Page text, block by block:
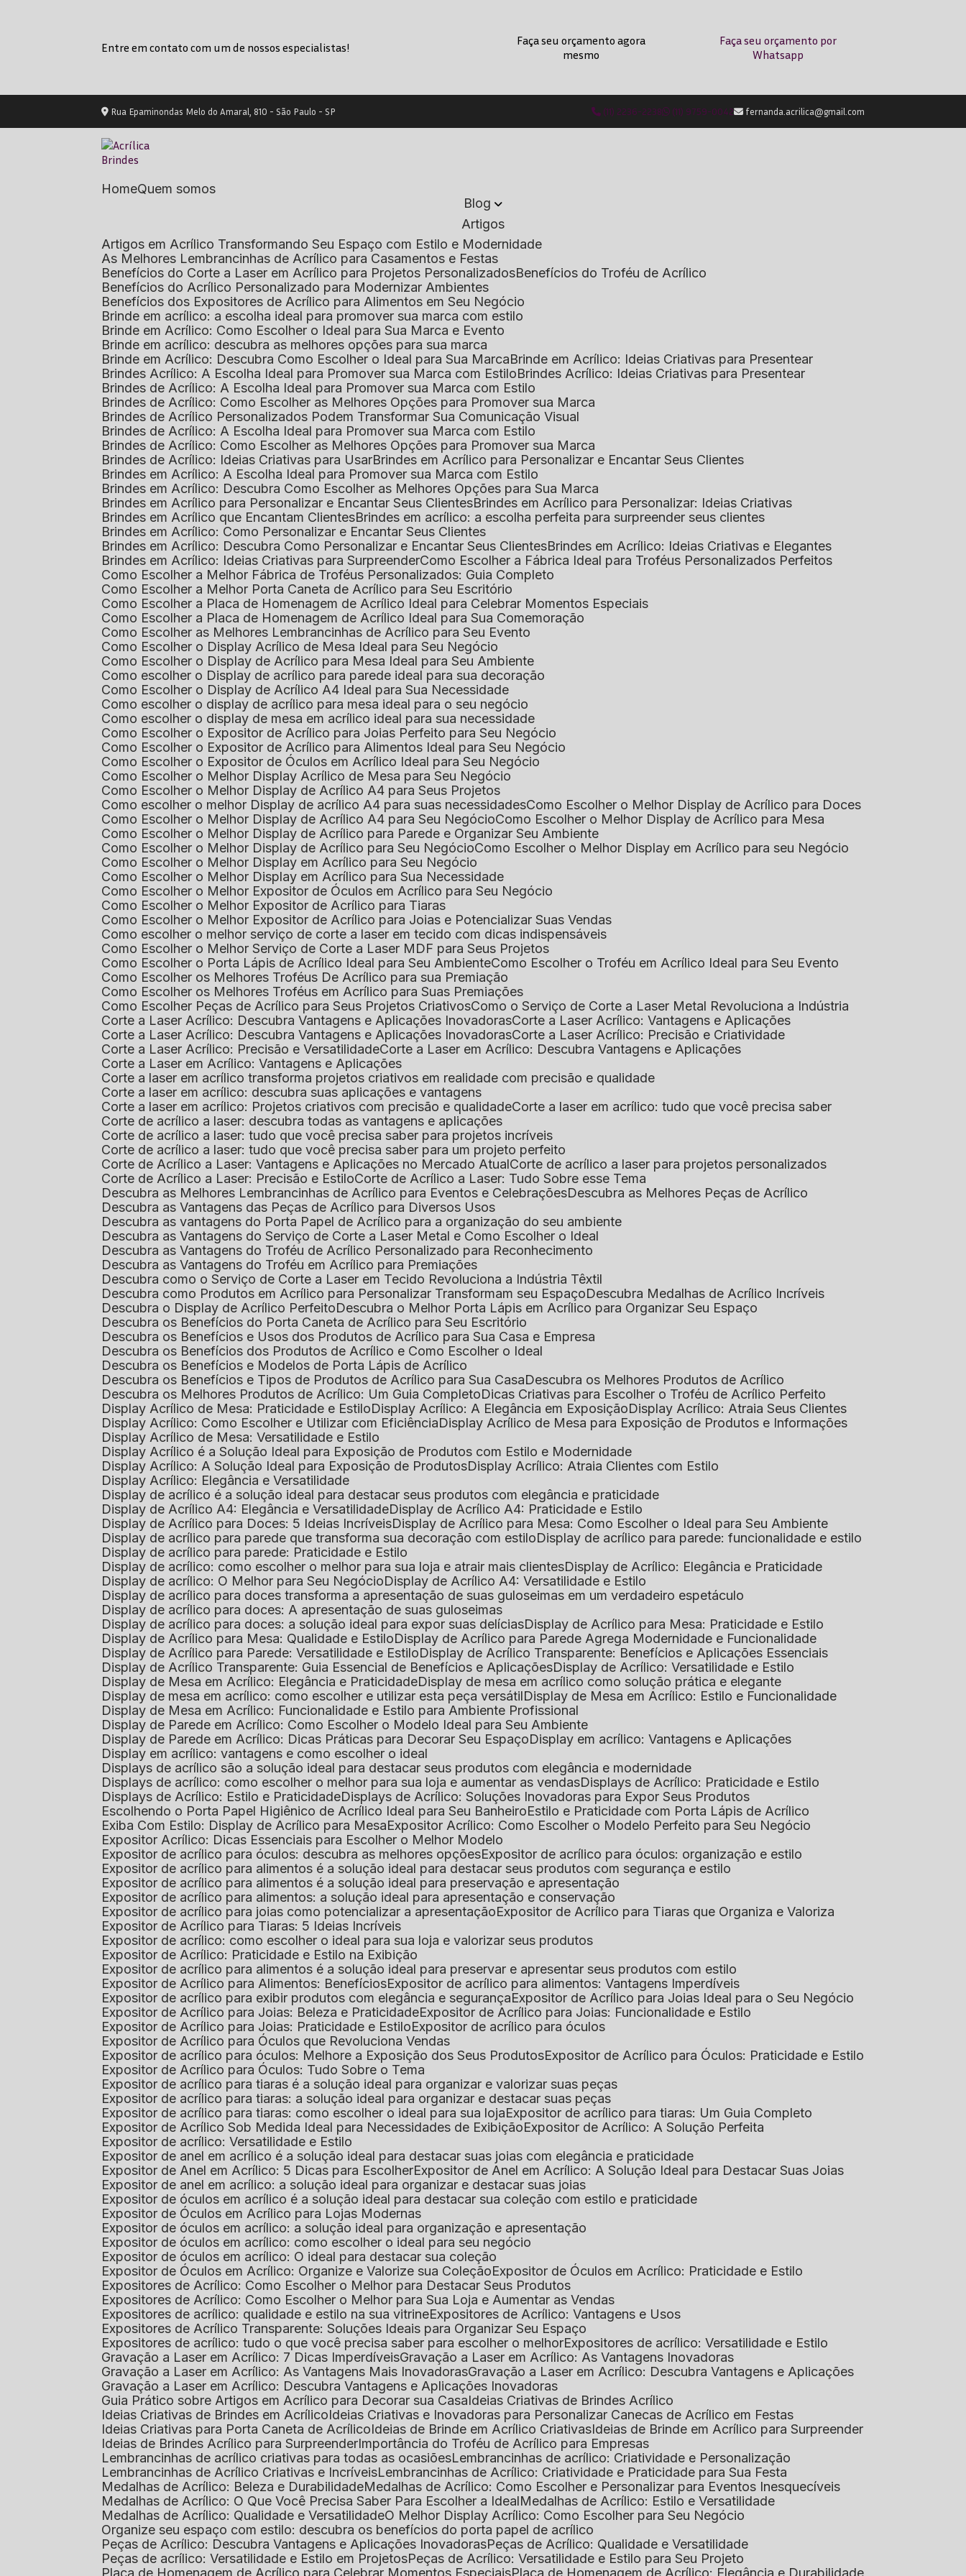
Entre em contato com um de nossos especialistas!
Faça seu orçamento agora
mesmo
Faça seu orçamento por
Whatsapp
Rua Epaminondas Melo do Amaral, 810 - São Paulo - SP (11) 2236-2238 (11) 9759-0042 fernanda.acrilica@gmail.com
Home
Quem somos
Blog
Artigos
Artigos em Acrílico Transformando Seu Espaço com Estilo e Modernidade
As Melhores Lembrancinhas de Acrílico para Casamentos e Festas
Benefícios do Corte a Laser em Acrílico para Projetos Personalizados
Benefícios do Troféu de Acrílico
Benefícios do Acrílico Personalizado para Modernizar Ambientes
Benefícios dos Expositores de Acrílico para Alimentos em Seu Negócio
Brinde em acrílico: a escolha ideal para promover sua marca com estilo
Brinde em Acrílico: Como Escolher o Ideal para Sua Marca e Evento
Brinde em acrílico: descubra as melhores opções para sua marca
Brinde em Acrílico: Descubra Como Escolher o Ideal para Sua Marca
Brinde em Acrílico: Ideias Criativas para Presentear
Brindes Acrílico: A Escolha Ideal para Promover sua Marca com Estilo
Brindes Acrílico: Ideias Criativas para Presentear
Brindes de Acrílico: A Escolha Ideal para Promover sua Marca com Estilo
Brindes de Acrílico: Como Escolher as Melhores Opções para Promover sua Marca
Brindes de Acrílico Personalizados Podem Transformar Sua Comunicação Visual
Brindes de Acrílico: A Escolha Ideal para Promover sua Marca com Estilo
Brindes de Acrílico: Como Escolher as Melhores Opções para Promover sua Marca
Brindes de Acrílico: Ideias Criativas para Usar
Brindes em Acrílico para Personalizar e Encantar Seus Clientes
Brindes em Acrílico: A Escolha Ideal para Promover sua Marca com Estilo
Brindes em Acrílico: Descubra Como Escolher as Melhores Opções para Sua Marca
Brindes em Acrílico para Personalizar e Encantar Seus Clientes
Brindes em Acrílico para Personalizar: Ideias Criativas
Brindes em Acrílico que Encantam Clientes
Brindes em acrílico: a escolha perfeita para surpreender seus clientes
Brindes em Acrílico: Como Personalizar e Encantar Seus Clientes
Brindes em Acrílico: Descubra Como Personalizar e Encantar Seus Clientes
Brindes em Acrílico: Ideias Criativas e Elegantes
Brindes em Acrílico: Ideias Criativas para Surpreender
Como Escolher a Fábrica Ideal para Troféus Personalizados Perfeitos
Como Escolher a Melhor Fábrica de Troféus Personalizados: Guia Completo
Como Escolher a Melhor Porta Caneta de Acrílico para Seu Escritório
Como Escolher a Placa de Homenagem de Acrílico Ideal para Celebrar Momentos Especiais
Como Escolher a Placa de Homenagem de Acrílico Ideal para Sua Comemoração
Como Escolher as Melhores Lembrancinhas de Acrílico para Seu Evento
Como Escolher o Display Acrílico de Mesa Ideal para Seu Negócio
Como Escolher o Display de Acrílico para Mesa Ideal para Seu Ambiente
Como escolher o Display de acrílico para parede ideal para sua decoração
Como Escolher o Display de Acrílico A4 Ideal para Sua Necessidade
Como escolher o display de acrílico para mesa ideal para o seu negócio
Como escolher o display de mesa em acrílico ideal para sua necessidade
Como Escolher o Expositor de Acrílico para Joias Perfeito para Seu Negócio
Como Escolher o Expositor de Acrílico para Alimentos Ideal para Seu Negócio
Como Escolher o Expositor de Óculos em Acrílico Ideal para Seu Negócio
Como Escolher o Melhor Display Acrílico de Mesa para Seu Negócio
Como Escolher o Melhor Display de Acrílico A4 para Seus Projetos
Como escolher o melhor Display de acrílico A4 para suas necessidades
Como Escolher o Melhor Display de Acrílico para Doces
Como Escolher o Melhor Display de Acrílico A4 para Seu Negócio
Como Escolher o Melhor Display de Acrílico para Mesa
Como Escolher o Melhor Display de Acrílico para Parede e Organizar Seu Ambiente
Como Escolher o Melhor Display de Acrílico para Seu Negócio
Como Escolher o Melhor Display em Acrílico para seu Negócio
Como Escolher o Melhor Display em Acrílico para Seu Negócio
Como Escolher o Melhor Display em Acrílico para Sua Necessidade
Como Escolher o Melhor Expositor de Óculos em Acrílico para Seu Negócio
Como Escolher o Melhor Expositor de Acrílico para Tiaras
Como Escolher o Melhor Expositor de Acrílico para Joias e Potencializar Suas Vendas
Como escolher o melhor serviço de corte a laser em tecido com dicas indispensáveis
Como Escolher o Melhor Serviço de Corte a Laser MDF para Seus Projetos
Como Escolher o Porta Lápis de Acrílico Ideal para Seu Ambiente
Como Escolher o Troféu em Acrílico Ideal para Seu Evento
Como Escolher os Melhores Troféus De Acrílico para sua Premiação
Como Escolher os Melhores Troféus em Acrílico para Suas Premiações
Como Escolher Peças de Acrílico para Seus Projetos Criativos
Como o Serviço de Corte a Laser Metal Revoluciona a Indústria
Corte a Laser Acrílico: Descubra Vantagens e Aplicações Inovadoras
Corte a Laser Acrílico: Vantagens e Aplicações
Corte a Laser Acrílico: Descubra Vantagens e Aplicações Inovadoras
Corte a Laser Acrílico: Precisão e Criatividade
Corte a Laser Acrílico: Precisão e Versatilidade
Corte a Laser em Acrílico: Descubra Vantagens e Aplicações
Corte a Laser em Acrílico: Vantagens e Aplicações
Corte a laser em acrílico transforma projetos criativos em realidade com precisão e qualidade
Corte a laser em acrílico: descubra suas aplicações e vantagens
Corte a laser em acrílico: Projetos criativos com precisão e qualidade
Corte a laser em acrílico: tudo que você precisa saber
Corte de acrílico a laser: descubra todas as vantagens e aplicações
Corte de acrílico a laser: tudo que você precisa saber para projetos incríveis
Corte de acrílico a laser: tudo que você precisa saber para um projeto perfeito
Corte de Acrílico a Laser: Vantagens e Aplicações no Mercado Atual
Corte de acrílico a laser para projetos personalizados
Corte de Acrílico a Laser: Precisão e Estilo
Corte de Acrílico a Laser: Tudo Sobre esse Tema
Descubra as Melhores Lembrancinhas de Acrílico para Eventos e Celebrações
Descubra as Melhores Peças de Acrílico
Descubra as Vantagens das Peças de Acrílico para Diversos Usos
Descubra as vantagens do Porta Papel de Acrílico para a organização do seu ambiente
Descubra as Vantagens do Serviço de Corte a Laser Metal e Como Escolher o Ideal
Descubra as Vantagens do Troféu de Acrílico Personalizado para Reconhecimento
Descubra as Vantagens do Troféu em Acrílico para Premiações
Descubra como o Serviço de Corte a Laser em Tecido Revoluciona a Indústria Têxtil
Descubra como Produtos em Acrílico para Personalizar Transformam seu Espaço
Descubra Medalhas de Acrílico Incríveis
Descubra o Display de Acrílico Perfeito
Descubra o Melhor Porta Lápis em Acrílico para Organizar Seu Espaço
Descubra os Benefícios do Porta Caneta de Acrílico para Seu Escritório
Descubra os Benefícios e Usos dos Produtos de Acrílico para Sua Casa e Empresa
Descubra os Benefícios dos Produtos de Acrílico e Como Escolher o Ideal
Descubra os Benefícios e Modelos de Porta Lápis de Acrílico
Descubra os Benefícios e Tipos de Produtos de Acrílico para Sua Casa
Descubra os Melhores Produtos de Acrílico
Descubra os Melhores Produtos de Acrílico: Um Guia Completo
Dicas Criativas para Escolher o Troféu de Acrílico Perfeito
Display Acrílico de Mesa: Praticidade e Estilo
Display Acrílico: A Elegância em Exposição
Display Acrílico: Atraia Seus Clientes
Display Acrílico: Como Escolher e Utilizar com Eficiência
Display Acrílico de Mesa para Exposição de Produtos e Informações
Display Acrílico de Mesa: Versatilidade e Estilo
Display Acrílico é a Solução Ideal para Exposição de Produtos com Estilo e Modernidade
Display Acrílico: A Solução Ideal para Exposição de Produtos
Display Acrílico: Atraia Clientes com Estilo
Display Acrílico: Elegância e Versatilidade
Display de acrílico é a solução ideal para destacar seus produtos com elegância e praticidade
Display de Acrílico A4: Elegância e Versatilidade
Display de Acrílico A4: Praticidade e Estilo
Display de Acrílico para Doces: 5 Ideias Incríveis
Display de Acrílico para Mesa: Como Escolher o Ideal para Seu Ambiente
Display de acrílico para parede que transforma sua decoração com estilo
Display de acrílico para parede: funcionalidade e estilo
Display de acrílico para parede: Praticidade e Estilo
Display de acrílico: como escolher o melhor para sua loja e atrair mais clientes
Display de Acrílico: Elegância e Praticidade
Display de acrílico: O Melhor para Seu Negócio
Display de Acrílico A4: Versatilidade e Estilo
Display de acrílico para doces transforma a apresentação de suas guloseimas em um verdadeiro espetáculo
Display de acrílico para doces: A apresentação de suas guloseimas
Display de acrílico para doces: a solução ideal para expor suas delícias
Display de Acrílico para Mesa: Praticidade e Estilo
Display de Acrílico para Mesa: Qualidade e Estilo
Display de Acrílico para Parede Agrega Modernidade e Funcionalidade
Display de Acrílico para Parede: Versatilidade e Estilo
Display de Acrílico Transparente: Benefícios e Aplicações Essenciais
Display de Acrílico Transparente: Guia Essencial de Benefícios e Aplicações
Display de Acrílico: Versatilidade e Estilo
Display de Mesa em Acrílico: Elegância e Praticidade
Display de mesa em acrílico como solução prática e elegante
Display de mesa em acrílico: como escolher e utilizar esta peça versátil
Display de Mesa em Acrílico: Estilo e Funcionalidade
Display de Mesa em Acrílico: Funcionalidade e Estilo para Ambiente Profissional
Display de Parede em Acrílico: Como Escolher o Modelo Ideal para Seu Ambiente
Display de Parede em Acrílico: Dicas Práticas para Decorar Seu Espaço
Display em acrílico: Vantagens e Aplicações
Display em acrílico: vantagens e como escolher o ideal
Displays de acrílico são a solução ideal para destacar seus produtos com elegância e modernidade
Displays de acrílico: como escolher o melhor para sua loja e aumentar as vendas
Displays de Acrílico: Praticidade e Estilo
Displays de Acrílico: Estilo e Praticidade
Displays de Acrílico: Soluções Inovadoras para Expor Seus Produtos
Escolhendo o Porta Papel Higiênico de Acrílico Ideal para Seu Banheiro
Estilo e Praticidade com Porta Lápis de Acrílico
Exiba Com Estilo: Display de Acrílico para Mesa Expositor Acrílico: Como Escolher o Modelo Perfeito para Seu Negócio
Expositor Acrílico: Dicas Essenciais para Escolher o Melhor Modelo
Expositor de acrílico para óculos: descubra as melhores opções Expositor de acrílico para óculos: organização e estilo
Expositor de acrílico para alimentos é a solução ideal para destacar seus produtos com segurança e estilo
Expositor de acrílico para alimentos é a solução ideal para preservação e apresentação
Expositor de acrílico para alimentos: a solução ideal para apresentação e conservação
Expositor de acrílico para joias como potencializar a apresentação Expositor de Acrílico para Tiaras que Organiza e Valoriza
Expositor de Acrílico para Tiaras: 5 Ideias Incríveis
Expositor de acrílico: como escolher o ideal para sua loja e valorizar seus produtos
Expositor de Acrílico: Praticidade e Estilo na Exibição
Expositor de acrílico para alimentos é a solução ideal para preservar e apresentar seus produtos com estilo
Expositor de Acrílico para Alimentos: Benefícios Expositor de acrílico para alimentos: Vantagens Imperdíveis
Expositor de acrílico para exibir produtos com elegância e segurança Expositor de Acrílico para Joias Ideal para o Seu Negócio
Expositor de Acrílico para Joias: Beleza e Praticidade Expositor de Acrílico para Joias: Funcionalidade e Estilo
Expositor de Acrílico para Joias: Praticidade e Estilo Expositor de acrílico para óculos
Expositor de Acrílico para Óculos que Revoluciona Vendas
Expositor de acrílico para óculos: Melhore a Exposição dos Seus Produtos Expositor de Acrílico para Óculos: Praticidade e Estilo
Expositor de Acrílico para Óculos: Tudo Sobre o Tema
Expositor de acrílico para tiaras é a solução ideal para organizar e valorizar suas peças
Expositor de acrílico para tiaras: a solução ideal para organizar e destacar suas peças
Expositor de acrílico para tiaras: como escolher o ideal para sua loja Expositor de acrílico para tiaras: Um Guia Completo
Expositor de Acrílico Sob Medida Ideal para Necessidades de Exibição Expositor de Acrílico: A Solução Perfeita
Expositor de acrílico: Versatilidade e Estilo
Expositor de anel em acrílico é a solução ideal para destacar suas joias com elegância e praticidade
Expositor de Anel em Acrílico: 5 Dicas para Escolher Expositor de Anel em Acrílico: A Solução Ideal para Destacar Suas Joias
Expositor de anel em acrílico: a solução ideal para organizar e destacar suas joias
Expositor de óculos em acrílico é a solução ideal para destacar sua coleção com estilo e praticidade
Expositor de Óculos em Acrílico para Lojas Modernas
Expositor de óculos em acrílico: a solução ideal para organização e apresentação
Expositor de óculos em acrílico: como escolher o ideal para seu negócio
Expositor de óculos em acrílico: O ideal para destacar sua coleção
Expositor de Óculos em Acrílico: Organize e Valorize sua Coleção Expositor de Óculos em Acrílico: Praticidade e Estilo
Expositores de Acrílico: Como Escolher o Melhor para Destacar Seus Produtos
Expositores de Acrílico: Como Escolher o Melhor para Sua Loja e Aumentar as Vendas
Expositores de acrílico: qualidade e estilo na sua vitrine Expositores de Acrílico: Vantagens e Usos
Expositores de Acrílico Transparente: Soluções Ideais para Organizar Seu Espaço
Expositores de acrílico: tudo o que você precisa saber para escolher o melhor Expositores de acrílico: Versatilidade e Estilo
Gravação a Laser em Acrílico: 7 Dicas Imperdíveis
Gravação a Laser em Acrílico: As Vantagens Inovadoras
Gravação a Laser em Acrílico: As Vantagens Mais Inovadoras
Gravação a Laser em Acrílico: Descubra Vantagens e Aplicações
Gravação a Laser em Acrílico: Descubra Vantagens e Aplicações Inovadoras
Guia Prático sobre Artigos em Acrílico para Decorar sua Casa Ideias Criativas de Brindes Acrílico
Ideias Criativas de Brindes em Acrílico Ideias Criativas e Inovadoras para Personalizar Canecas de Acrílico em Festas
Ideias Criativas para Porta Caneta de Acrílico Ideias de Brinde em Acrílico Criativas Ideias de Brinde em Acrílico para Surpreender
Ideias de Brindes Acrílico para Surpreender Importância do Troféu de Acrílico para Empresas
Lembrancinhas de acrílico criativas para todas as ocasiões Lembrancinhas de acrílico: Criatividade e Personalização
Lembrancinhas de Acrílico Criativas e Incríveis Lembrancinhas de Acrílico: Criatividade e Praticidade para Sua Festa
Medalhas de Acrílico: Beleza e Durabilidade
Medalhas de Acrílico: Como Escolher e Personalizar para Eventos Inesquecíveis
Medalhas de Acrílico: O Que Você Precisa Saber Para Escolher a Ideal
Medalhas de Acrílico: Estilo e Versatilidade
Medalhas de Acrílico: Qualidade e Versatilidade
O Melhor Display Acrílico: Como Escolher para Seu Negócio
Organize seu espaço com estilo: descubra os benefícios do porta papel de acrílico
Peças de Acrílico: Descubra Vantagens e Aplicações Inovadoras
Peças de Acrílico: Qualidade e Versatilidade
Peças de acrílico: Versatilidade e Estilo em Projetos
Peças de Acrílico: Versatilidade e Estilo para Seu Projeto
Placa de Homenagem de Acrílico para Celebrar Momentos Especiais
Placa de Homenagem de Acrílico: Elegância e Durabilidade